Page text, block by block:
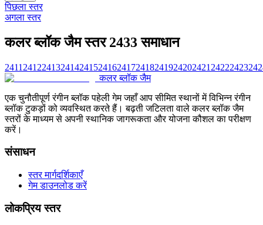
पिछला स्तर
अगला स्तर
कलर ब्लॉक जैम स्तर 2433 समाधान
2411 2412241324142415241624172418241924202421 24222423
कलर ब्लॉक जैम
एक चुनौतीपूर्ण रंगीन ब्लॉक पहेली गेम जहाँ आप सीमित स्थानों में विभिन्न रंगीन
ब्लॉक टुकड़ों को व्यवस्थित करते हैं। बढ़ती जटिलता वाले कलर ब्लॉक जैम
स्तरों के माध्यम से अपनी स्थानिक जागरूकता और योजना कौशल का परीक्षण
करें।
संसाधन
स्तर मार्गदर्शिकाएँ
गेम डाउनलोड करें
लोकप्रिय स्तर